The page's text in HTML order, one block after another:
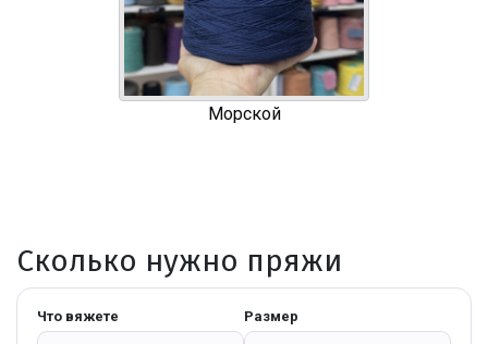
Морской
Сколько нужно пряжи
Что вяжете Размер